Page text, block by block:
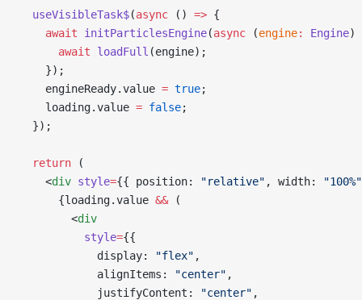
  useVisibleTask$
(async () => {
    await
initParticlesEngine(async (engine: Engine)
      await
loadFull (engine);
    });
    engineReady.value
= true;
    loading.value
= false;
  });
  return
(
    <
div style={{ position: "relative" , width:
"100%"
      {loading.value
&& (
        <
div
          style
={{
            display:
"flex" ,
            alignItems:
"center" ,
            justifyContent:
"center" ,